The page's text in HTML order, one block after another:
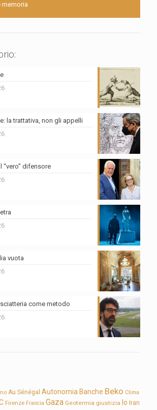
memoria
la trattativa, non gli appelli
“vero” difensore
vuota
come metodo
Au Sénégal Autonomia Banche Beko Clima
Firenze Francia Gaza Geotermia giustizia Io Iran